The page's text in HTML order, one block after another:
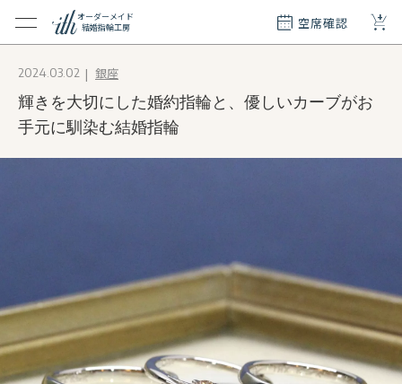
オーダーメイド
結婚指輪工房
空席確認 +
メイド
リー
2024.03.02 銀座
輝きを大切にした婚約指輪と、優しいカーブがお
手元に馴染む結婚指輪